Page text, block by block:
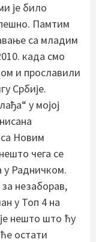
је било
Памтим
са младим
када смо
и прославили
Србије.
у мојој
Новим
чега се
у Радничком.
за незаборав,
у Топ 4 на
нешто што ћу
остати